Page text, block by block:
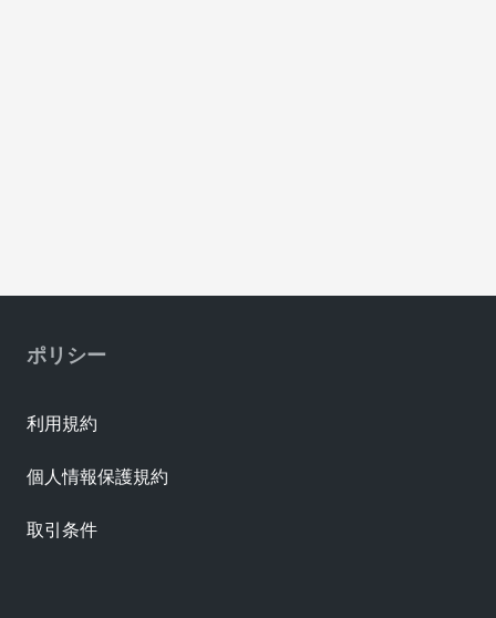
ポリシー
利用規約
個人情報保護規約
取引条件